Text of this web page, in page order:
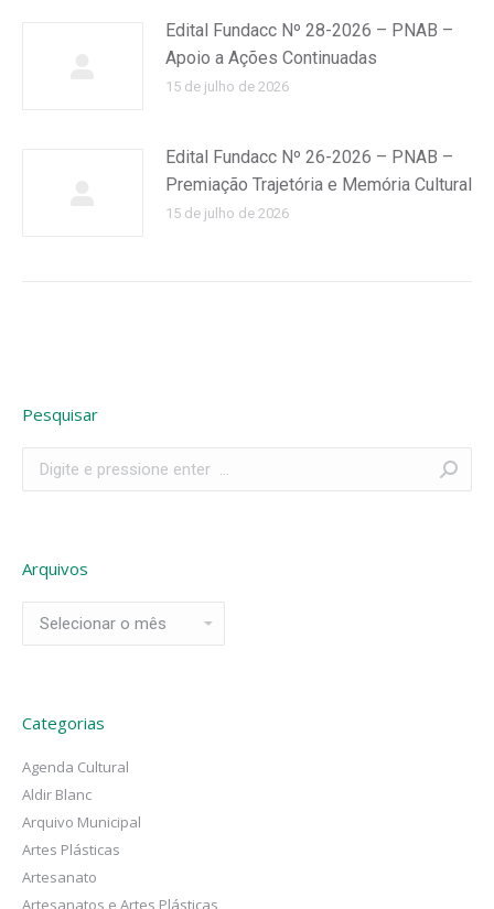
Edital Fundacc Nº 28-2026 – PNAB –
Apoio a Ações Continuadas
15 de julho de 2026
Edital Fundacc Nº 26-2026 – PNAB –
Premiação Trajetória e Memória Cultural
15 de julho de 2026
Pesquisar
Arquivos
Categorias
Agenda Cultural
Aldir Blanc
Arquivo Municipal
Artes Plásticas
Artesanato
Artesanatos e Artes Plásticas